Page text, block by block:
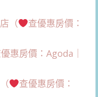
（
查優惠房價：
惠房價：Agoda｜
查優惠房價：